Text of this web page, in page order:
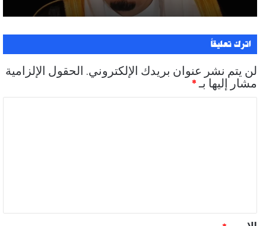
اترك تعليقاً
لن يتم نشر عنوان بريدك الإلكتروني. الحقول الإلزامية
مشار إليها بـ*
ق